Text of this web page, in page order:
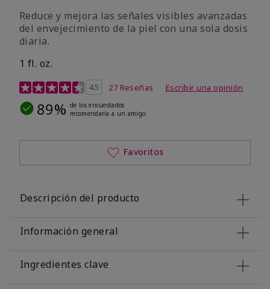
Reduce y mejora las señales visibles avanzadas
del envejecimiento de la piel con una sola dosis
diaria.
1 fl. oz.
Calificación de clientes de 4,1 de 5
4.5 27 Reseñas Escribir una opinión
89% de los encuestados
recomendaría a un amigo.
Favoritos
Descripción del producto
Información general
Ingredientes clave